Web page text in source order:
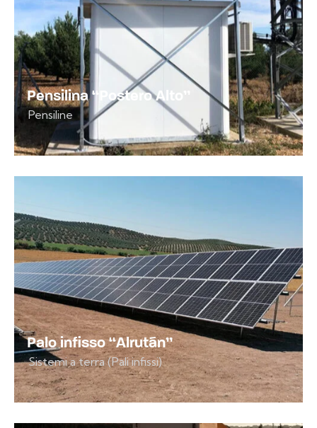
Pensilina “Postero Alto”
Pensiline
Palo infisso “Alrután”
Sistemi a terra (Pali infissi)